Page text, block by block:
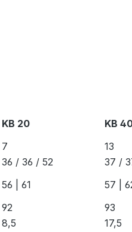
KB 20 KB
7 13
36 / 36 / 52 37 /
56 | 61 57 |
92 93
8,5 17,5